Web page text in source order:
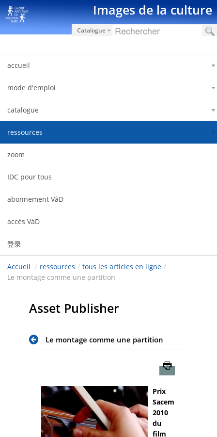
跳转到内容 Images de la culture
Catalogue
accueil
mode d'emploi
catalogue
ressources
zoom
IDC pour tous
abonnement VàD
accès VàD
登录
Accueil / ressources / tous les articles en ligne /
Le montage comme une partition
Asset Publisher
Le montage comme une partition
Prix
Sacem
2010
du
film